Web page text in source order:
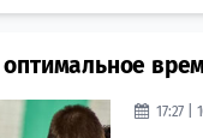
17:27 |